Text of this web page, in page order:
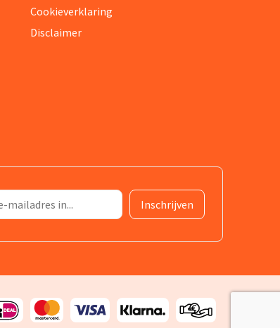
Cookieverklaring
Disclaimer